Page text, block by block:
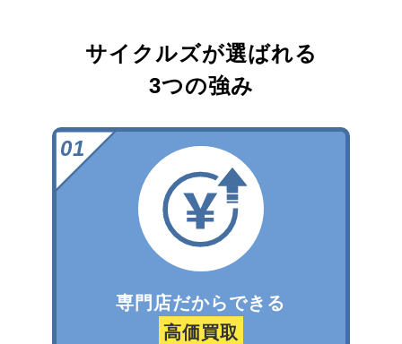
サイクルズが選ばれる
3つの強み
専門店だからできる
高価買取